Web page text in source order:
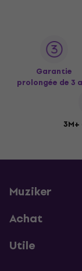
Garantie
prolongée de 3
Muziker
Achat
Utile